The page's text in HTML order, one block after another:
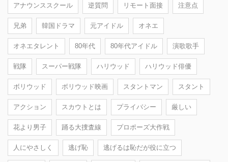
アナウンススクール 逆質問 リモート面接 注意点
兄弟 韓国ドラマ 元アイドル オネエ
オネエタレント 80年代 80年代アイドル 演歌歌手
戦隊 スーパー戦隊 ハリウッド ハリウッド俳優
ボリウッド ボリウッド映画 スタントマン スタント
アクション スカウトとは プライバシー 厳しい
花より男子 踊る大捜査線 プロポーズ大作戦
人にやさしく 逃げ恥 逃げるは恥だが役に立つ